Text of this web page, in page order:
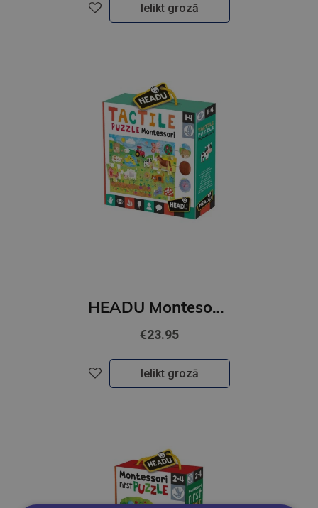
Ielikt grozā
HEADU Montesori taktilā puzle
€23.95
Ielikt grozā